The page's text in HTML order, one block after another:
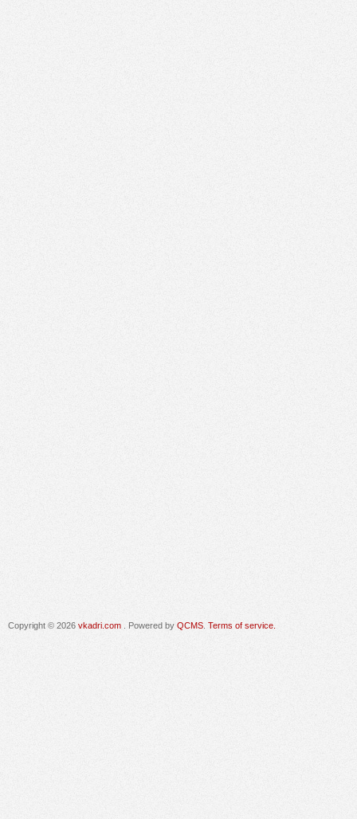
Copyright © 2026 vkadri.com . Powered by QCMS Terms of service.